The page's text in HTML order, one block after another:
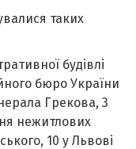
таких
будівлі
бюро України
Грекова, 3
нежитлових
10 у Львові